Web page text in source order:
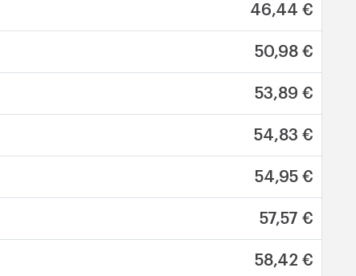
46,44 €
50,98 €
53,89 €
54,83 €
54,95 €
57,57 €
58,42 €